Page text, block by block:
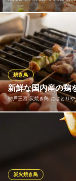
炭火焼鳥
ＪＲ神戸線三ノ宮
兵庫県神戸市中央区中
鶏の卸し業も手掛け
地・兵庫に満を持し
スタンド業態で、「
どり」といった極上
す。圧倒的な鮮度と
てください！
KOBE
焼き鳥・鶏鍋・鳥
ＪＲ神戸線三ノ
兵庫県神戸市中央区北
新鮮な国内産の鶏
神戸三宮 炭焼き鳥 にはとり
焼き鳥
近場から新鮮な鶏を
焼きます。限りなく
ー♪どれをとっても
理も自信を持ってお
炭火焼き鳥